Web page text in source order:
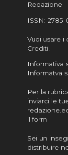
Redazione
ISSN: 2785-
Vuoi usare i
Crediti.
Informativa
Informatva
Per la
inviarci le
il form
Sei un
distribuire